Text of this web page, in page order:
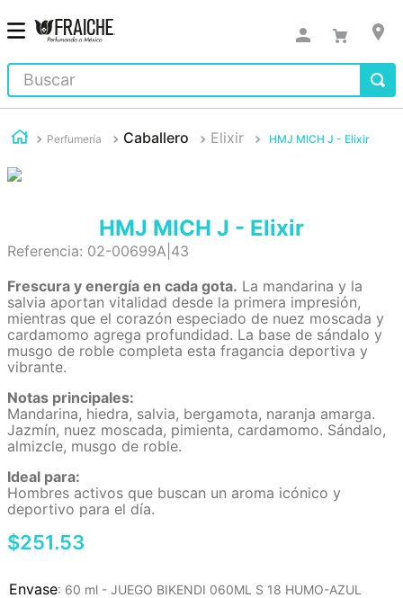
Buscar
Perfumería Caballero Elixir HMJ MICH J - Elixir
HMJ MICH J - Elixir
Referencia: 02-00699A|43
Frescura y energía en cada gota. La mandarina y la
salvia aportan vitalidad desde la primera impresión,
mientras que el corazón especiado de nuez moscada y
cardamomo agrega profundidad. La base de sándalo y
musgo de roble completa esta fragancia deportiva y
vibrante.
Notas principales:
Mandarina, hiedra, salvia, bergamota, naranja amarga.
Jazmín, nuez moscada, pimienta, cardamomo. Sándalo,
almizcle, musgo de roble.
Ideal para:
Hombres activos que buscan un aroma icónico y
deportivo para el día.
$251.53
: 60 ml - JUEGO BIKENDI 060ML S 18 HUMO-AZUL